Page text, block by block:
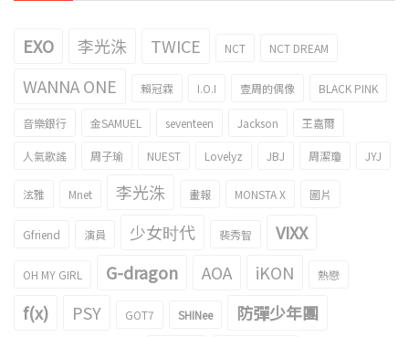
EXO 李光洙 TWICE NCT NCT DREAM
WANNA ONE 賴冠霖 I.O.I 壹周的偶像 BLACK PINK
音樂銀行 金SAMUEL seventeen Jackson 王嘉爾
人氣歌謠 周子瑜 NUEST Lovelyz JBJ 周潔瓊 JYJ
泫雅 Mnet 李光洙 畫報 MONSTA X 圖片
Gfriend 演員 少女时代 裴秀智 VIXX
OH MY GIRL G-dragon AOA iKON 熱戀
f(x) PSY GOT7 SHINee 防彈少年團